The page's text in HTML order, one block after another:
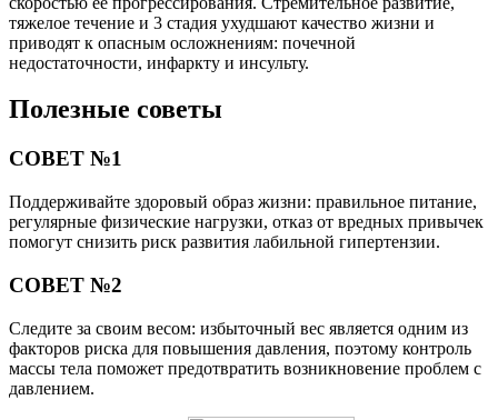
тяжелое течение и 3 стадия ухудшают качество жизни и
приводят к опасным осложнениям: почечной
недостаточности, инфаркту и инсульту.
Полезные советы
СОВЕТ №1
Поддерживайте здоровый образ жизни: правильное питание,
регулярные физические нагрузки, отказ от вредных привычек
помогут снизить риск развития лабильной гипертензии.
СОВЕТ №2
Следите за своим весом: избыточный вес является одним из
факторов риска для повышения давления, поэтому контроль
массы тела поможет предотвратить возникновение проблем с
давлением.